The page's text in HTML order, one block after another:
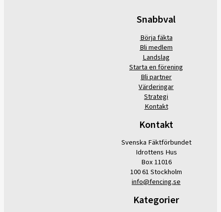
Snabbval
Börja fäkta
Bli medlem
Landslag
Starta en förening
Bli partner
Värderingar
Strategi
Kontakt
Kontakt
Svenska Fäktförbundet
Idrottens Hus
Box 11016
100 61 Stockholm
info@fencing.se
Kategorier